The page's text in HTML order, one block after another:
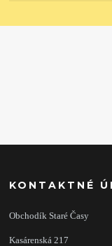
KONTAKTNÉ
Obchodík Staré Časy
Kasárenská 217